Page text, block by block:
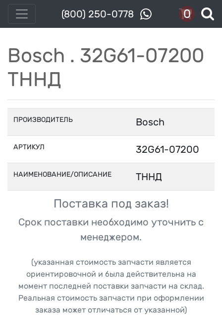
(800) 250-0778 0
Bosch . 32G61-07200
ТННД
ПРОИЗВОДИТЕЛЬ Bosch
АРТИКУЛ 32G61-07200
НАИМЕНОВАНИЕ/ОПИСАНИЕ ТННД
Поставка под заказ!
Срок поставки необходимо уточнить с
менеджером.
(указанная стоимость запчасти является
ориентировочной и была действительна на
момент последней поставки запчасти на склад.
Реальная стоимость запчасти при оформлении
заказа может отличаться от указанной)